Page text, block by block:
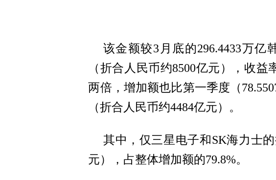
该金额较3月底的296.4433万亿
（折合人民币约8500亿元），收
两倍，增加额也比第一季度（
（折合人民币约4484亿元）。
其中，仅三星电子和SK海力士
元），占整体增加额的79.8%。